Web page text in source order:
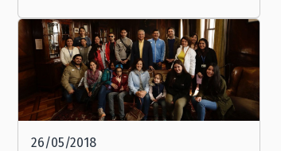
26/05/2018